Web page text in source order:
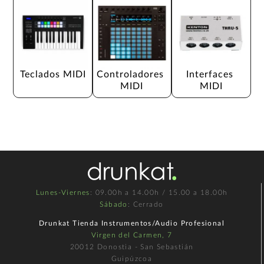
Teclados MIDI
Controladores
MIDI
Interfaces
MIDI
Lunes-Viernes : 09.00h a 14.00h / 15.00 a 18.00h
Sábado : Cerrado
Drunkat Tienda Instrumentos/Audio Profesional
Virgen del Carmen, 7
20012 Donostia - San Sebastián
Guipúzcoa